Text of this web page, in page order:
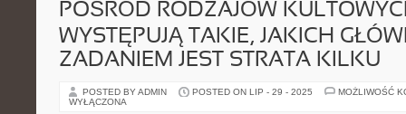
POŚRÓD RODZAJÓW
WYSTĘPUJĄ TAKIE, JAKICH
ZADANIEM JEST STRATA KILKU
POSTED BY ADMIN POSTED ON LIP - 29 - 2025
MOŻLIWOŚĆ
WYŁĄCZONA